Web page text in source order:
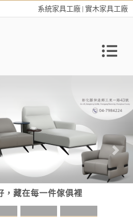
系統家具工廠 | 實木家具工廠
Next